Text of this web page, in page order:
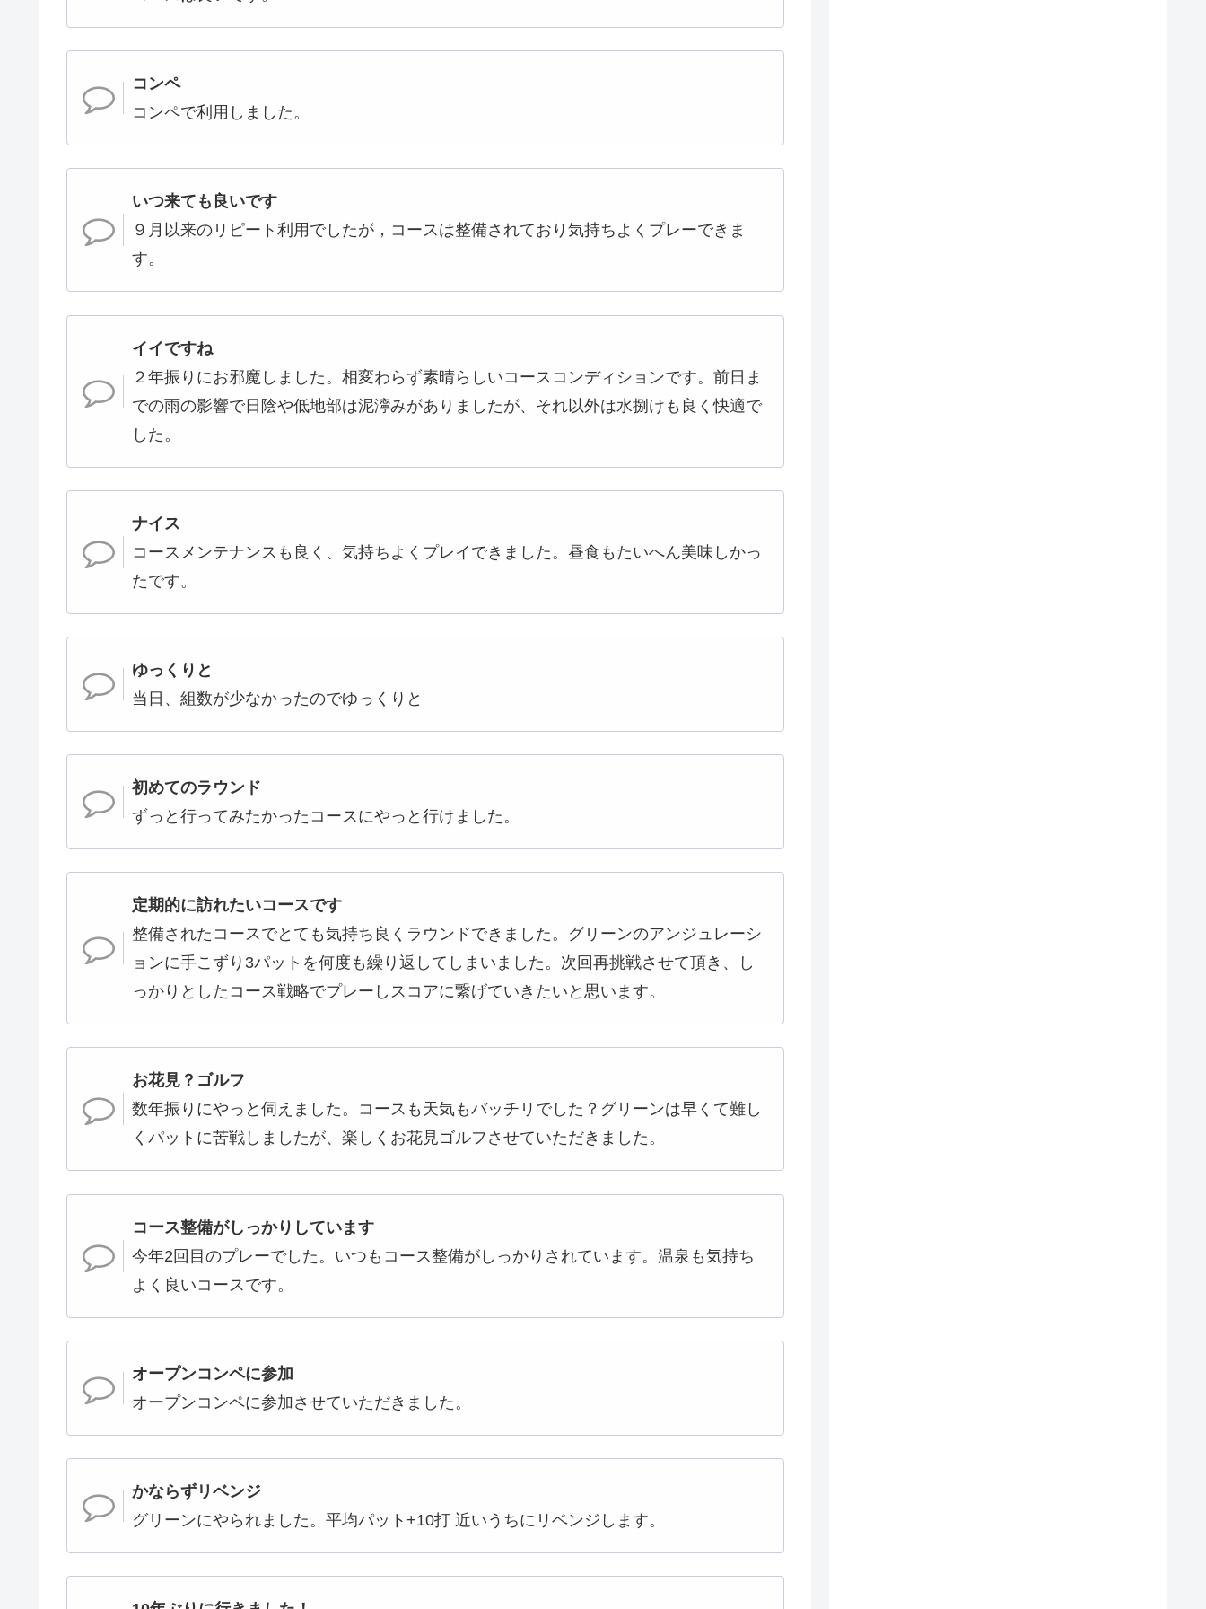
コンペ
コンペで利用しました。
いつ来ても良いです
９月以来のリピート利用でしたが，コースは整備されており気持ちよくプレーできま
す。
イイですね
２年振りにお邪魔しました。相変わらず素晴らしいコースコンディションです。前日ま
での雨の影響で日陰や低地部は泥濘みがありましたが、それ以外は水捌けも良く快適で
した。
ナイス
コースメンテナンスも良く、気持ちよくプレイできました。昼食もたいへん美味しかっ
たです。
ゆっくりと
当日、組数が少なかったのでゆっくりと
初めてのラウンド
ずっと行ってみたかったコースにやっと行けました。
定期的に訪れたいコースです
整備されたコースでとても気持ち良くラウンドできました。グリーンのアンジュレーシ
ョンに手こずり3パットを何度も繰り返してしまいました。次回再挑戦させて頂き、し
っかりとしたコース戦略でプレーしスコアに繋げていきたいと思います。
お花見？ゴルフ
数年振りにやっと伺えました。コースも天気もバッチリでした？グリーンは早くて難し
くパットに苦戦しましたが、楽しくお花見ゴルフさせていただきました。
コース整備がしっかりしています
今年2回目のプレーでした。いつもコース整備がしっかりされています。温泉も気持ち
よく良いコースです。
オープンコンペに参加
オープンコンペに参加させていただきました。
かならずリベンジ
グリーンにやられました。平均パット+10打 近いうちにリベンジします。